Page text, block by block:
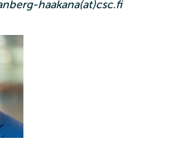
haakana(at)csc.fi